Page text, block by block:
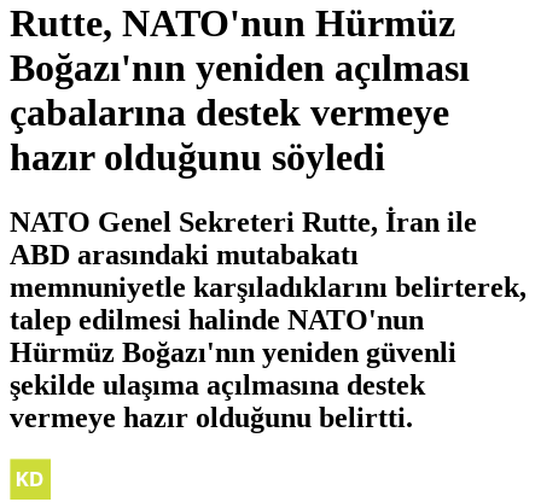
Rutte, NATO'nun Hürmüz
Boğazı'nın yeniden açılması
çabalarına destek vermeye
hazır olduğunu söyledi
NATO Genel Sekreteri Rutte, İran ile
ABD arasındaki mutabakatı
memnuniyetle karşıladıklarını belirterek,
talep edilmesi halinde NATO'nun
Hürmüz Boğazı'nın yeniden güvenli
şekilde ulaşıma açılmasına destek
vermeye hazır olduğunu belirtti.